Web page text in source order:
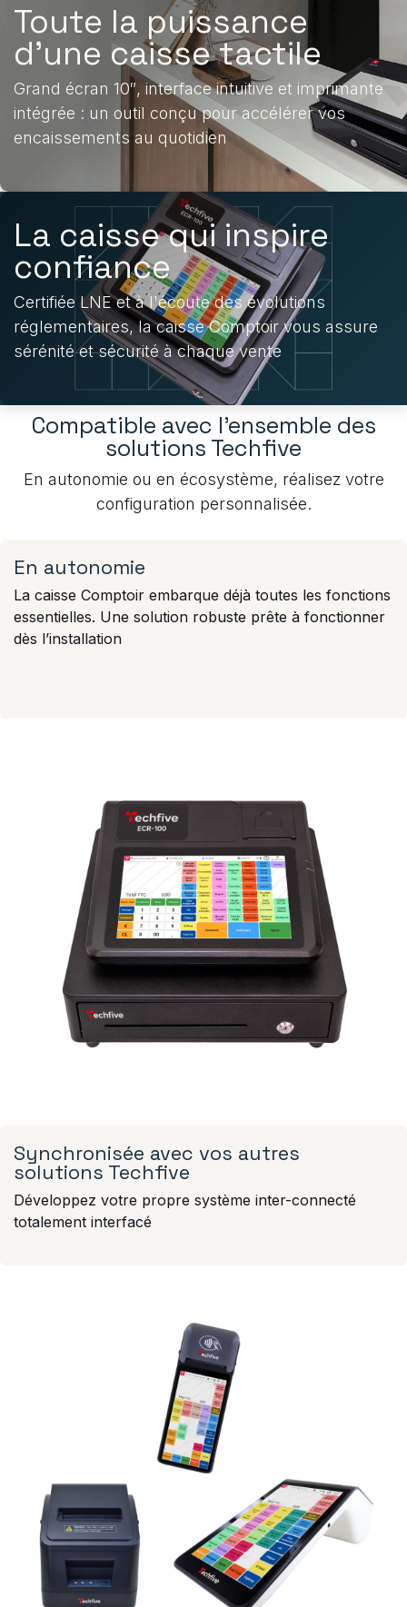
Toute la puissance
d’une caisse tactile
Grand écran 10″, interface intuitive et imprimante
intégrée : un outil conçu pour accélérer vos
encaissements au quotidien
La caisse qui inspire
confiance
Certifiée LNE et à l'écoute des évolutions
réglementaires, la caisse Comptoir vous assure
sérénité et sécurité à chaque vente
Compatible avec l'ensemble des
solutions Techfive
En autonomie ou en écosystème, réalisez votre
configuration personnalisée.
En autonomie
La caisse Comptoir embarque déjà toutes les fonctions
essentielles. Une solution robuste prête à fonctionner
dès l’installation
Synchronisée avec vos autres
solutions Techfive
Développez votre propre système inter-connecté
totalement interfacé